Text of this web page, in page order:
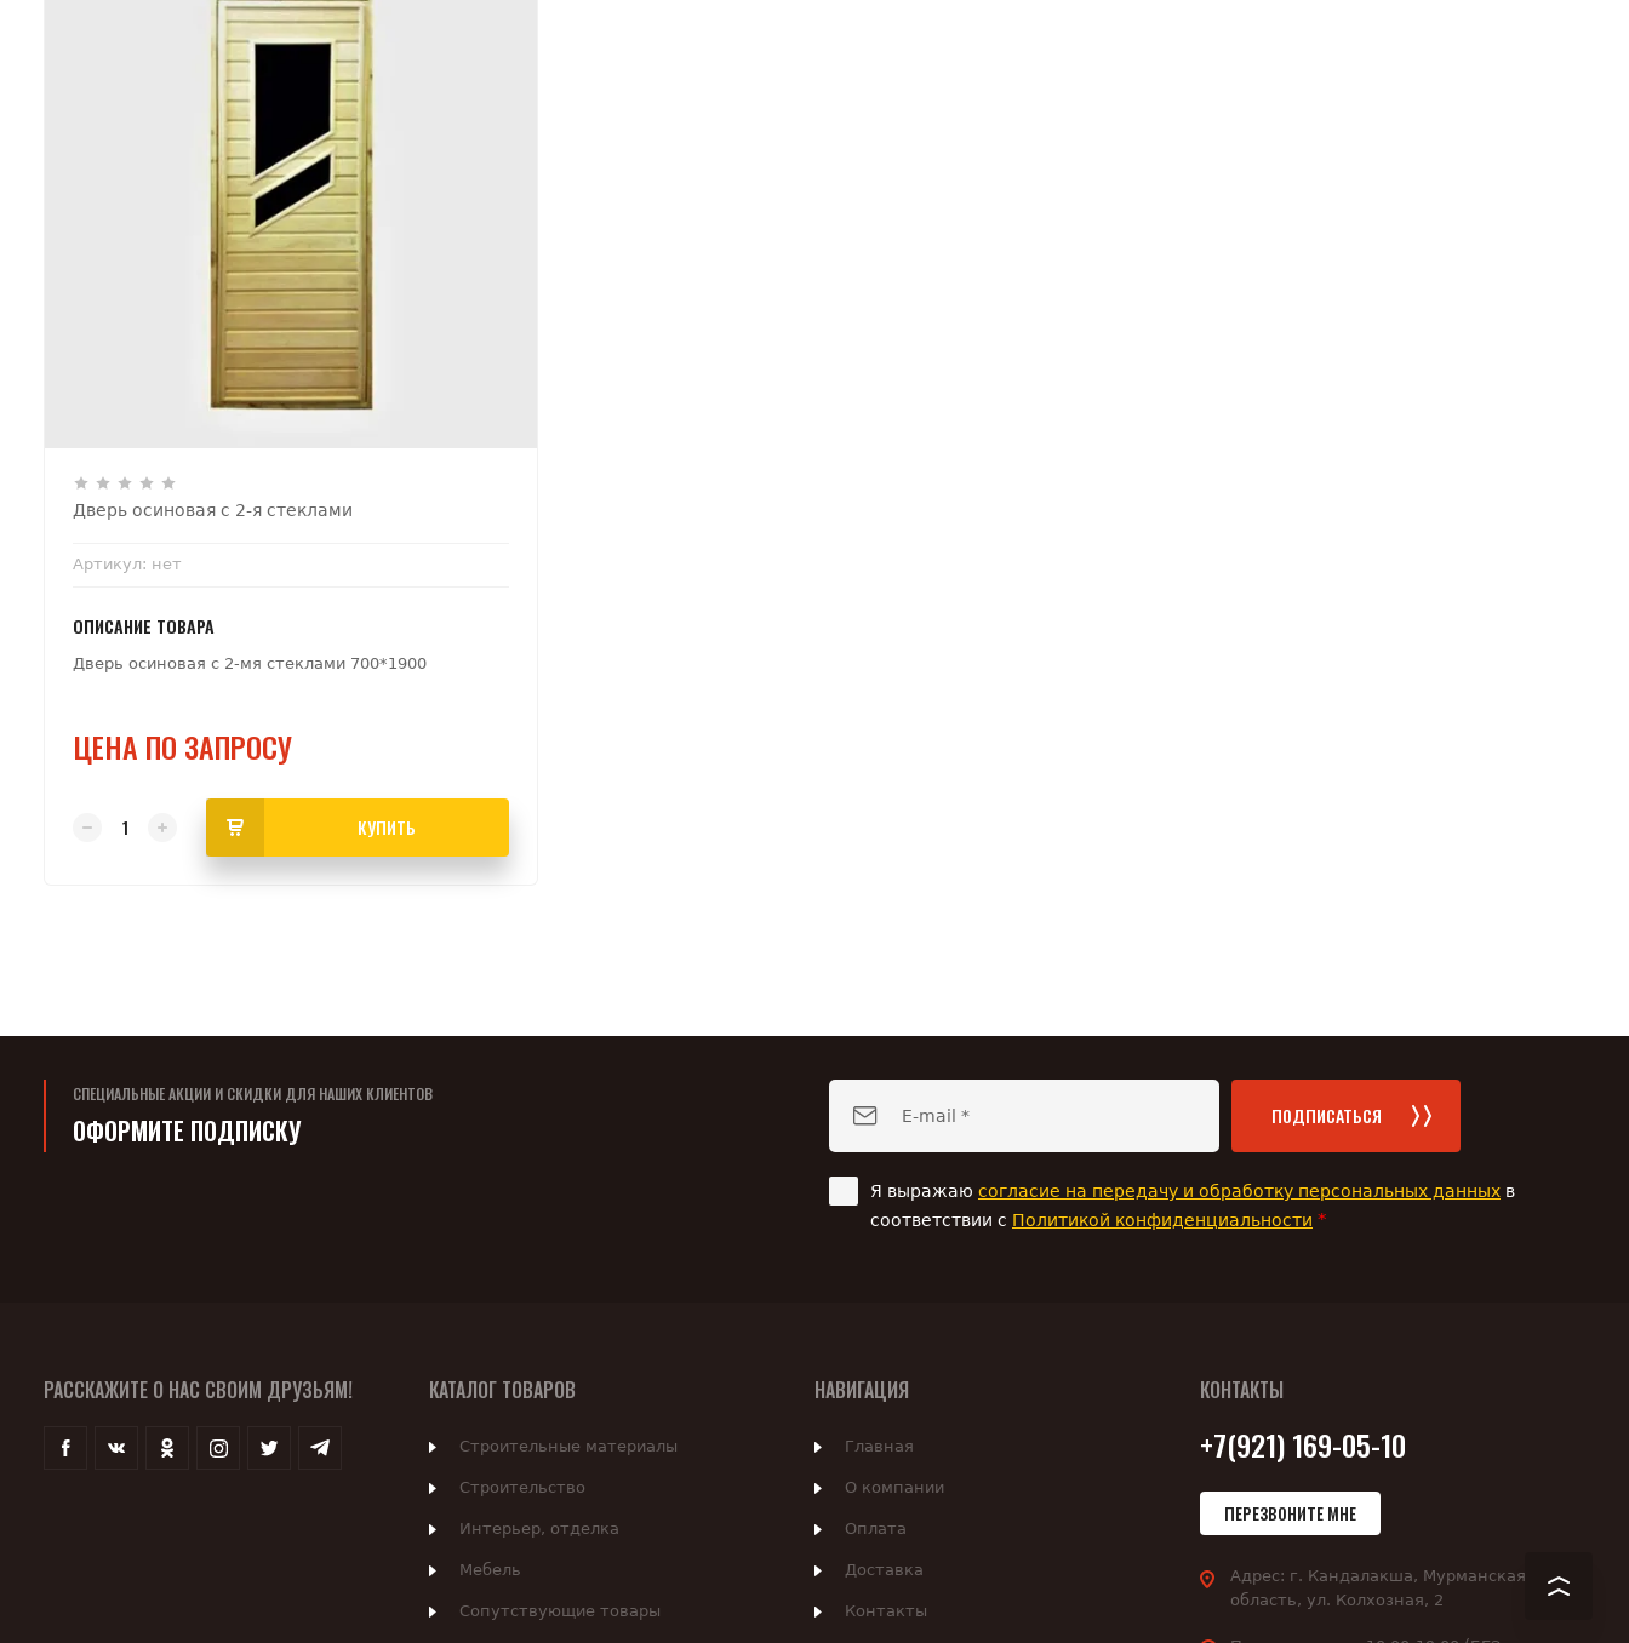
Дверь осиновая с 2-я стеклами
Артикул: нет
ОПИСАНИЕ ТОВАРА
Дверь осиновая с 2-мя стеклами 700*1900
ЦЕНА ПО ЗАПРОСУ
КУПИТЬ
СПЕЦИАЛЬНЫЕ АКЦИИ И СКИДКИ ДЛЯ НАШИХ КЛИЕНТОВ
ОФОРМИТЕ ПОДПИСКУ
Я выражаю согласие на передачу и обработку персональных данных в
соответствии с Политикой конфиденциальности *
ПОДПИСАТЬСЯ
РАССКАЖИТЕ О НАС СВОИМ ДРУЗЬЯМ! КАТАЛОГ ТОВАРОВ
Строительные материалы
Строительство
Интерьер, отделка
Мебель
Сопутствующие товары
НАВИГАЦИЯ
Главная
О компании
Оплата
Доставка
Контакты
КОНТАКТЫ
+7(921) 169-05-10
ПЕРЕЗВОНИТЕ МНЕ
Адрес: г. Кандалакша, Мурманская
область, ул. Колхозная, 2